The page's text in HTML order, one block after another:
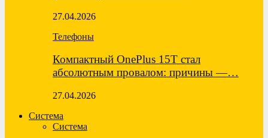
27.04.2026
Телефоны
Компактный OnePlus 15T стал
абсолютным провалом: причины —…
27.04.2026
Система
Система